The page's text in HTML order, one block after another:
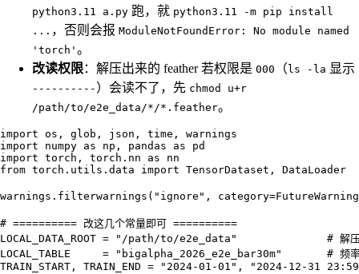
python3.11 a.py 跑，就 python3.11 -m pip install
... ，否则会报 ModuleNotFoundError: No module named
'torch' 。
改读权限：解压出来的 feather 若权限是 000 （ ls -la 显示
---------- ）会读不了，先 chmod u+r
/path/to/e2e_data/*/*.feather。
import os, glob, json, time, warnings
import numpy as np, pandas as pd
import torch, torch.nn as nn
from torch.utils.data import TensorDataset, DataLoader
warnings.filterwarnings("ignore",
# ========== 改这几个常量即可 ==========
LOCAL_DATA_ROOT = "/path/to/e2e_data"              # 解压
LOCAL_TABLE     = "bigalpha_2026_e2e_bar30m"       # 频率
TRAIN_START, TRAIN_END = "2024-01-01", "2024-12-31